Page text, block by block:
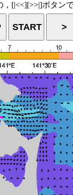
[|<<][>>|]ボタン